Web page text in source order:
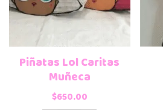
Piñatas Lol Caritas
Muñeca
$650.00